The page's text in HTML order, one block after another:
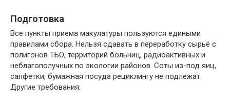
Подготовка
Все пункты приема макулатуры пользуются едиными
правилами сбора. Нельзя сдавать в переработку сырьё с
полигонов ТБО, территорий больниц, радиоактивных и
неблагополучных по экологии районов. Соты из-под яиц,
салфетки, бумажная посуда рециклингу не подлежат.
Другие требования: